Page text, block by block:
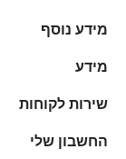
מידע נוסף
מידע
שירות לקוחות
החשבון שלי